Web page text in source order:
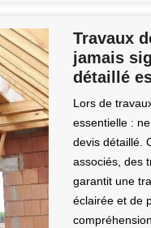
Travaux
jamais
détaillé
Lors de
essentielle :
devis détaillé.
associés, des
garantit une
éclairée et de